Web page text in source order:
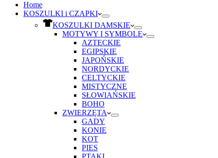
Home
KOSZULKI i CZAPKI
KOSZULKI DAMSKIE
MOTYWY I SYMBOLE
AZTECKIE
EGIPSKIE
JAPOŃSKIE
NORDYCKIE
CELTYCKIE
MISTYCZNE
SŁOWIAŃSKIE
BOHO
ZWIERZĘTA
GADY
KONIE
KOT
PIES
PTAKI